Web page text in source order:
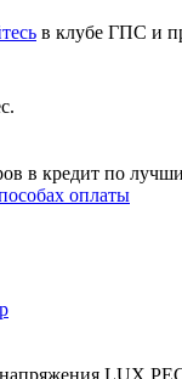
в клубе ГПС и
в кредит по
оплаты
напряжения LUX